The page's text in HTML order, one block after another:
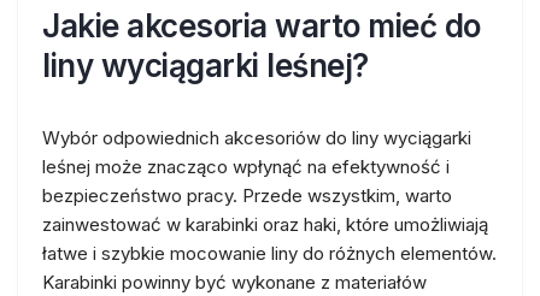
Jakie akcesoria warto mieć do
liny wyciągarki leśnej?
Wybór odpowiednich akcesoriów do liny wyciągarki
leśnej może znacząco wpłynąć na efektywność i
bezpieczeństwo pracy. Przede wszystkim, warto
zainwestować w karabinki oraz haki, które umożliwiają
łatwe i szybkie mocowanie liny do różnych elementów.
Karabinki powinny być wykonane z materiałów